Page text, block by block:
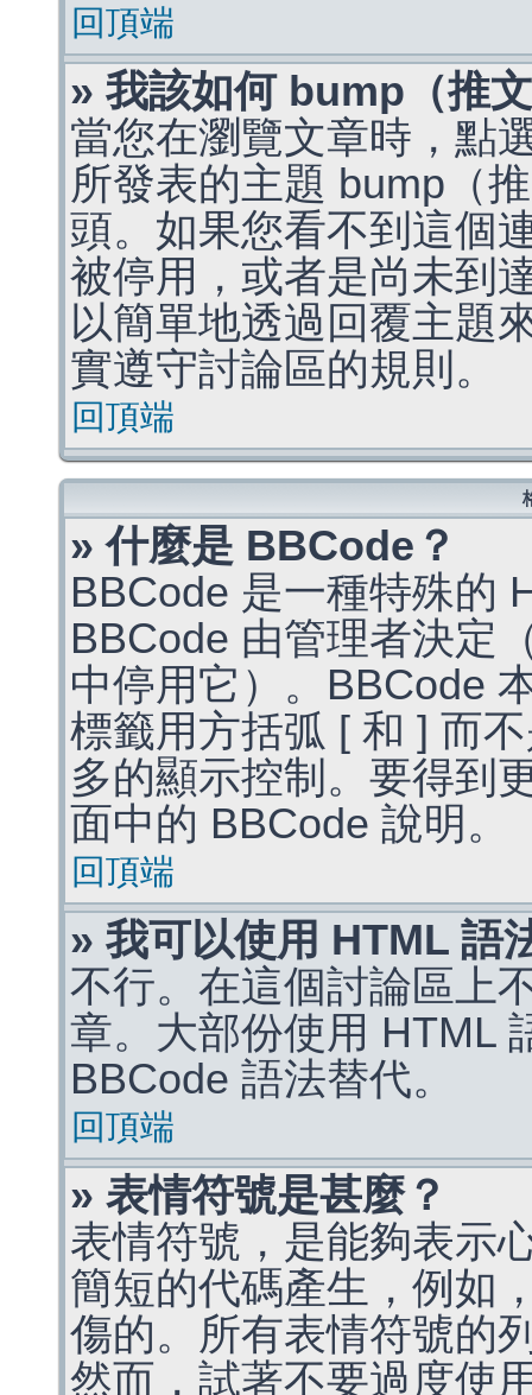
回頂端
» 我該如何 bump（推
當您在瀏覽文章時，點
所發表的主題 bump（
頭。如果您看不到這個
被停用，或者是尚未到
以簡單地透過回覆主題
實遵守討論區的規則。
回頂端
» 什麼是 BBCode？
BBCode 是一種特殊的
BBCode 由管理者決定
中停用它）。BBCode
標籤用方括弧 [ 和 ] 而
多的顯示控制。要得到
面中的 BBCode 說明。
回頂端
» 我可以使用 HTML 語
不行。在這個討論區上
章。大部份使用 HTML
BBCode 語法替代。
回頂端
» 表情符號是甚麼？
表情符號，是能夠表示
簡短的代碼產生，例如
傷的。所有表情符號的
然而，試著不要過度使